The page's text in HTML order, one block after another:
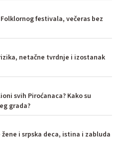
festivala, večeras bez
netačne tvrdnje i izostanak
svih Piroćanaca? Kako su
grada?
i srpska deca, istina i zabluda